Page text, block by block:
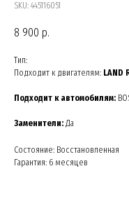
SKU: 445116051
8 900 р.
Тип:
Подходит к двигателям: LAND
Подходит к автомобилям:
Заменители: Да
Состояние: Восстановленная
Гарантия: 6 месяцев